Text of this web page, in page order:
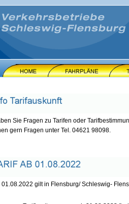
Sie Fragen zu Tarifen oder
gern Fragen unter Tel. 04621 98098.
01.08.2022 gilt in Flensburg/ Schleswig-